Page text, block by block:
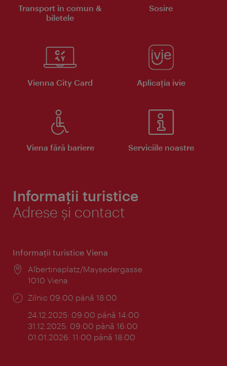
Transport în comun &
biletele
Sosire
Vienna City Card Aplicaţia ivie
Viena fără bariere Serviciile noastre
Informații turistice
Adrese și contact
Informaţii turistice Viena
Locul:
Albertinaplatz/Maysedergasse
1010 Viena
Program:
Zilnic 09:00 până 18:00
24.12.2025: 09:00 până 14:00
31.12.2025: 09:00 până 16:00
01.01.2026: 11:00 până 18:00